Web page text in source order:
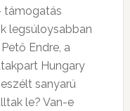
támogatás
legsúloysabban
Endre, a
Hungary
sanyarú
le? Van-e